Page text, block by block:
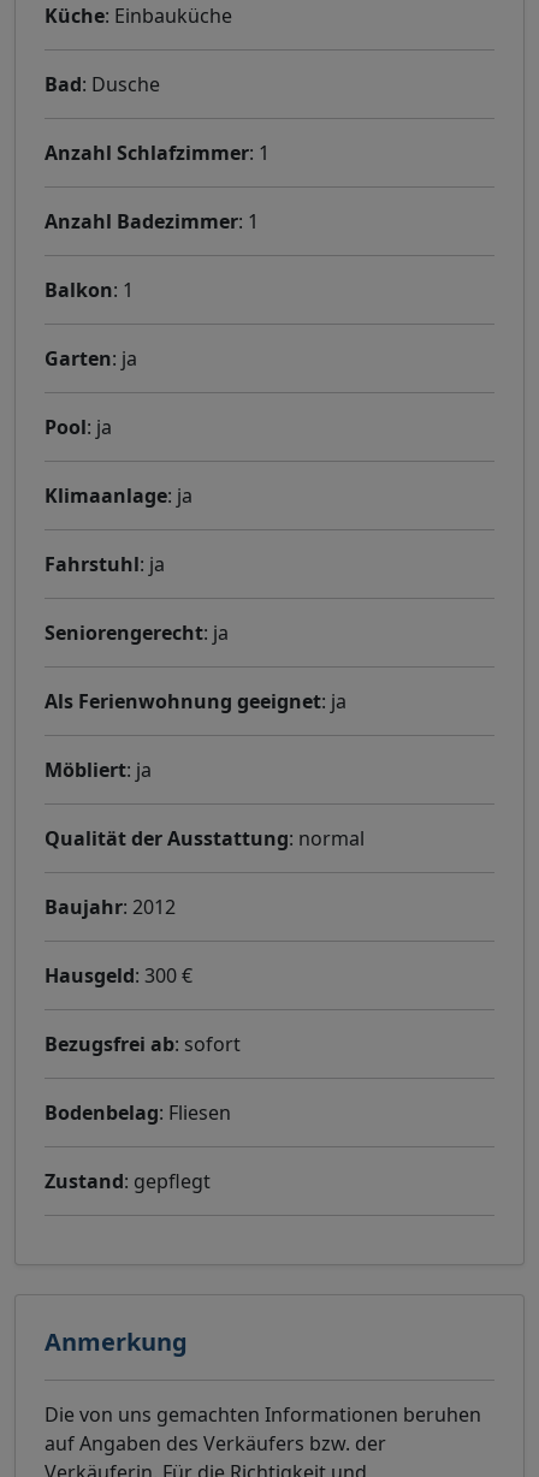
Küche: Einbauküche
Bad: Dusche
Anzahl Schlafzimmer: 1
Anzahl Badezimmer: 1
Balkon: 1
Garten: ja
Pool: ja
Klimaanlage: ja
Fahrstuhl: ja
Seniorengerecht: ja
Als Ferienwohnung geeignet: ja
Möbliert: ja
Qualität der Ausstattung: normal
Baujahr: 2012
Hausgeld: 300 €
Bezugsfrei ab: sofort
Bodenbelag: Fliesen
Zustand: gepflegt
Anmerkung
Die von uns gemachten Informationen beruhen
auf Angaben des Verkäufers bzw. der